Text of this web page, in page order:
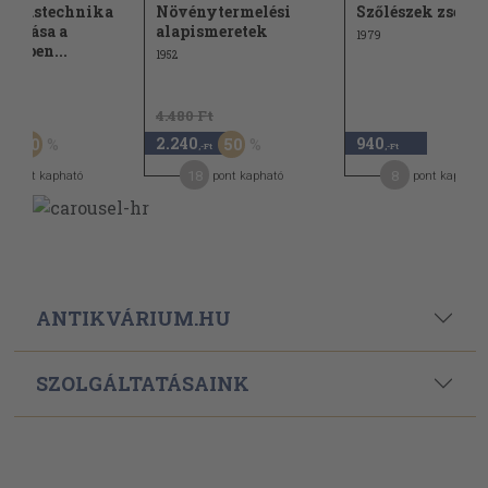
a
50
pont kapható
Növénytermelési
alapismeretek
1952
4.480 Ft
2.240 ,-Ft 50
pont kapható
Szőlészek
1979
940 ,-Ft
pont kapható
ANTIKVÁRIUM.HU
SZOLGÁLTATÁSAINK